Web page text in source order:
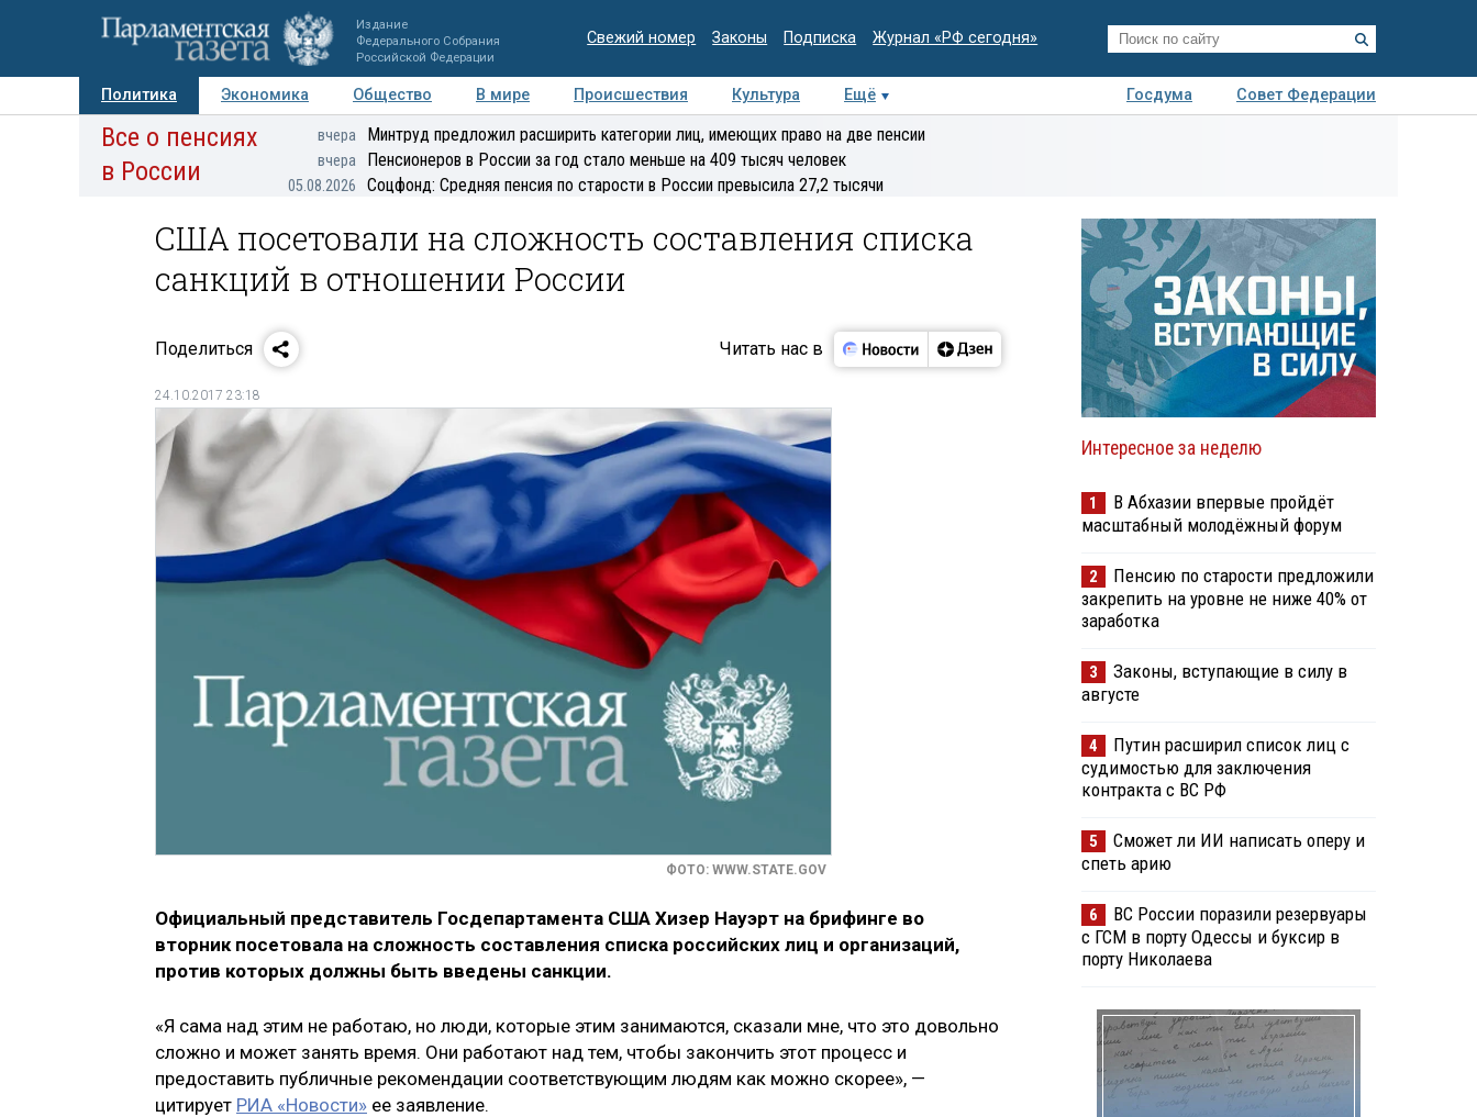
Издание
Федерального Собрания
Российской Федерации
Свежий номер Законы Подписка Журнал «РФ сегодня»
Политика Экономика Общество В мире Происшествия Культура Ещё Госдума
Совет Федерации
Авторы Персоны Мнения Регионы Медиацентр Интервью Колумнисты
Деловая
Все о пенсиях
в России
вчера Минтруд предложил расширить категории лиц, имеющих право на две пенсии
вчера Пенсионеров в России за год стало меньше на 409 тысяч человек
05.08.2026 Соцфонд: Средняя пенсия по старости в России превысила 27,2 тысячи
США посетовали на сложность составления списка
санкций в отношении России
Поделиться Читать нас в
24.10.2017 23:18
ФОТО: WWW.STATE.GOV
Официальный представитель Госдепартамента США Хизер Науэрт на брифинге во
вторник посетовала на сложность составления списка российских лиц и организаций,
против которых должны быть введены санкции.
«Я сама над этим не работаю, но люди, которые этим занимаются, сказали мне, что это довольно
сложно и может занять время. Они работают над тем, чтобы закончить этот процесс и
предоставить публичные рекомендации соответствующим людям как можно скорее», —
цитирует РИА «Новости» ее заявление.
Интересное за неделю
1
В Абхазии впервые пройдёт
масштабный молодёжный форум
2
Пенсию по старости предложили
закрепить на уровне не ниже 40% от
заработка
3
Законы, вступающие в силу в
августе
4
Путин расширил список лиц с
судимостью для заключения
контракта с ВС РФ
5
Сможет ли ИИ написать оперу и
спеть арию
6
ВС России поразили резервуары
с ГСМ в порту Одессы и буксир в
порту Николаева